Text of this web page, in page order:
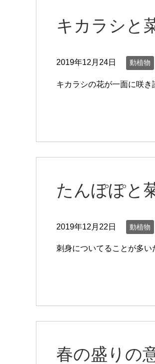
キカラシと
2019年12月24日 動植物
キカラシの花が一面に咲
たんぽぽと
2019年12月22日 動植物
刺身についてることが多
春の盛りの